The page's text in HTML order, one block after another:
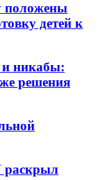
положены
детей к
и никабы:
решения